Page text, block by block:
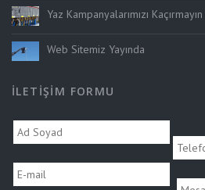
Yaz Kampanyalarımızı Kaçırmayın
Web Sitemiz Yayında
İLETIŞIM FORMU